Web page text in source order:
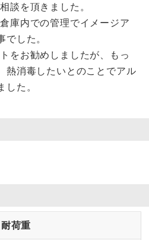
談を頂きました。
庫内での管理でイメージア
した。
をお勧めしましたが、もっ
熱消毒したいとのことでアル
した。
耐荷重